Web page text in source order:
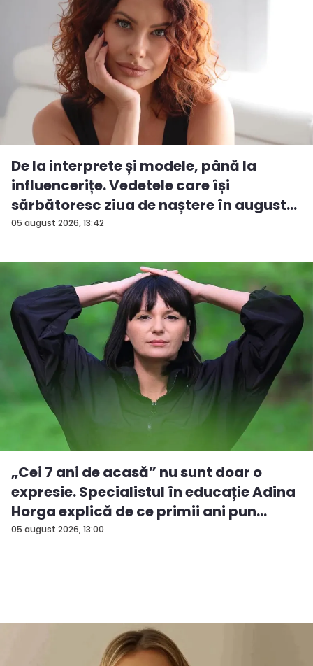
05 august 2026, 13:42
De la interprete și modele, până la
influencerițe. Vedetele care își
sărbătoresc ziua de naștere în august...
05 august 2026, 13:00
„Cei 7 ani de acasă” nu sunt doar o
expresie. Specialistul în educație Adina
Horga explică de ce primii ani pun
baze...